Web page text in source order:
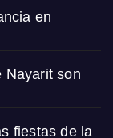
en
Nayarit son
fiestas de la